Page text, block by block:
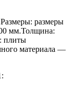
размеры
мм.Толщина:
плиты
материала —